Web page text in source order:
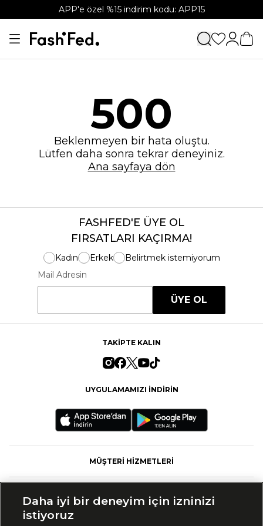
APP'e özel %15 indirim kodu: APP15
500
Beklenmeyen bir hata oluştu.
Lütfen daha sonra tekrar deneyiniz.
Ana sayfaya dön
FASHFED'E ÜYE OL
FIRSATLARI KAÇIRMA!
Kadın Erkek
Belirtmek istemiyorum
Mail Adresin
ÜYE OL
TAKİPTE KALIN
UYGULAMAMIZI İNDİRİN
MÜŞTERİ HİZMETLERİ
Daha iyi bir deneyim için izninizi
istiyoruz